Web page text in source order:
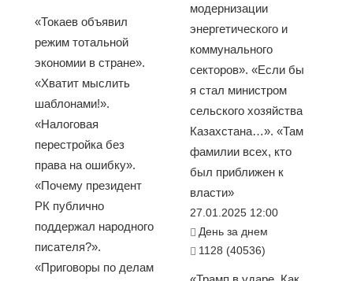
«Токаев объявил
режим тотальной
экономии в стране».
«Хватит мыслить
шаблонами!».
«Налоговая
перестройка без
права на ошибку».
«Почему президент
РК публично
поддержал народного
писателя?».
«Приговоры по делам
модернизации
энергетического и
коммунального
секторов». «Если бы
я стал министром
сельского хозяйства
Казахстана…». «Там
фамилии всех, кто
был приближен к
власти»
27.01.2025 12:00
День за днем
1128 (40536)